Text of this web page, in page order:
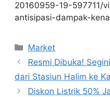
20160959-19-597711/
antisipasi-dampak-
Kategori
Market
Resmi Dibuka!
dari Stasiun Halim ke
Diskon Listrik 50%